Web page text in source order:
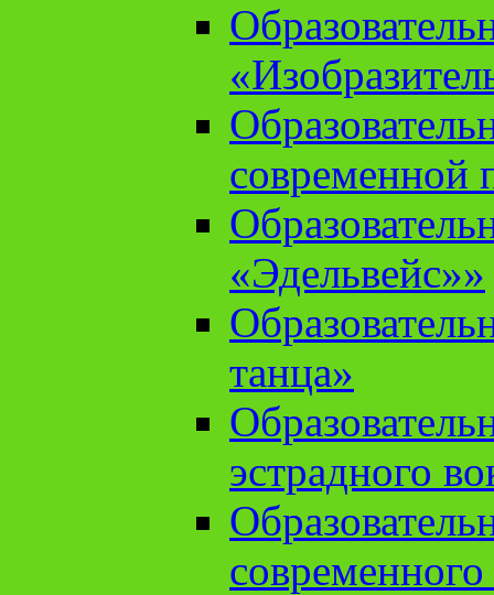
современной
«Эдельвейс»»
танца»
эстрадного